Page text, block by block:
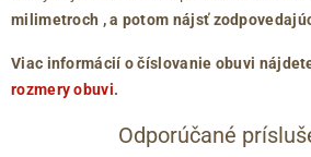
milimetroch , a potom nájsť
Viac informácií o číslovanie obuvi
rozmery obuvi.
Odporúčané